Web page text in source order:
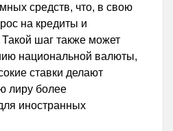
средств, что, в свою
на кредиты и
шаг также может
национальной валюты,
ставки делают
лиру более
иностранных